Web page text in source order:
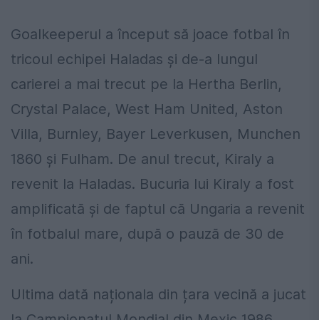
Goalkeeperul a început să joace fotbal în
tricoul echipei Haladas și de-a lungul
carierei a mai trecut pe la Hertha Berlin,
Crystal Palace, West Ham United, Aston
Villa, Burnley, Bayer Leverkusen, Munchen
1860 și Fulham. De anul trecut, Kiraly a
revenit la Haladas. Bucuria lui Kiraly a fost
amplificată și de faptul că Ungaria a revenit
în fotbalul mare, după o pauză de 30 de
ani.
Ultima dată naționala din țara vecină a jucat